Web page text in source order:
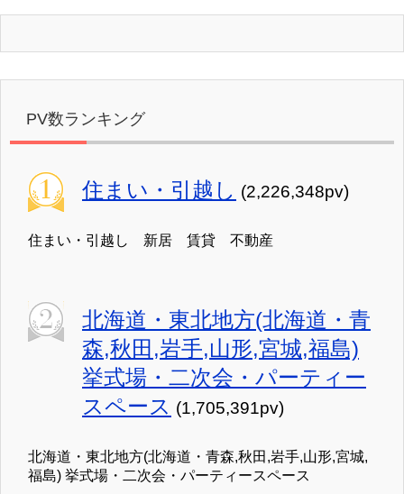
PV数ランキング
住まい・引越し (2,226,348pv)
住まい・引越し 新居 賃貸 不動産
北海道・東北地方(北海道・青
森,秋田,岩手,山形,宮城,福島)
挙式場・二次会・パーティー
スペース (1,705,391pv)
北海道・東北地方(北海道・青森,秋田,岩手,山形,宮城,
福島) 挙式場・二次会・パーティースペース